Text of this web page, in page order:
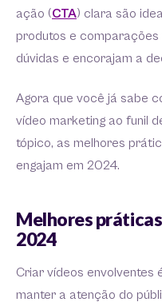
ação (CTA) clara são
produtos e comparações
dúvidas e encorajam a
Agora que você já sabe
vídeo marketing ao funil
tópico, as melhores
engajam em 2024.
Melhores
2024
Criar vídeos envolventes
manter a atenção do